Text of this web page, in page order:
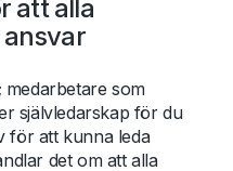
att alla
medarbetare som
självledarskap för du
för att kunna leda
det om att alla